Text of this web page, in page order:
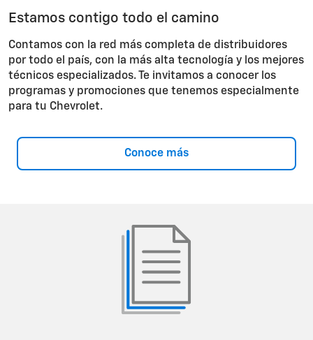
Estamos contigo todo el camino
Contamos con la red más completa de distribuidores
por todo el país, con la más alta tecnología y los mejores
técnicos especializados. Te invitamos a conocer los
programas y promociones que tenemos especialmente
para tu Chevrolet.
Conoce más